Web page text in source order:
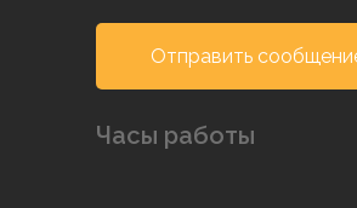
Отправить
Часы работы